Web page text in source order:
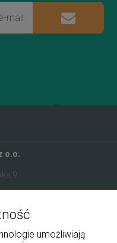
o.o.
9
344
umożliwiają